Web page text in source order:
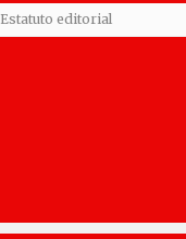
Estatuto editorial